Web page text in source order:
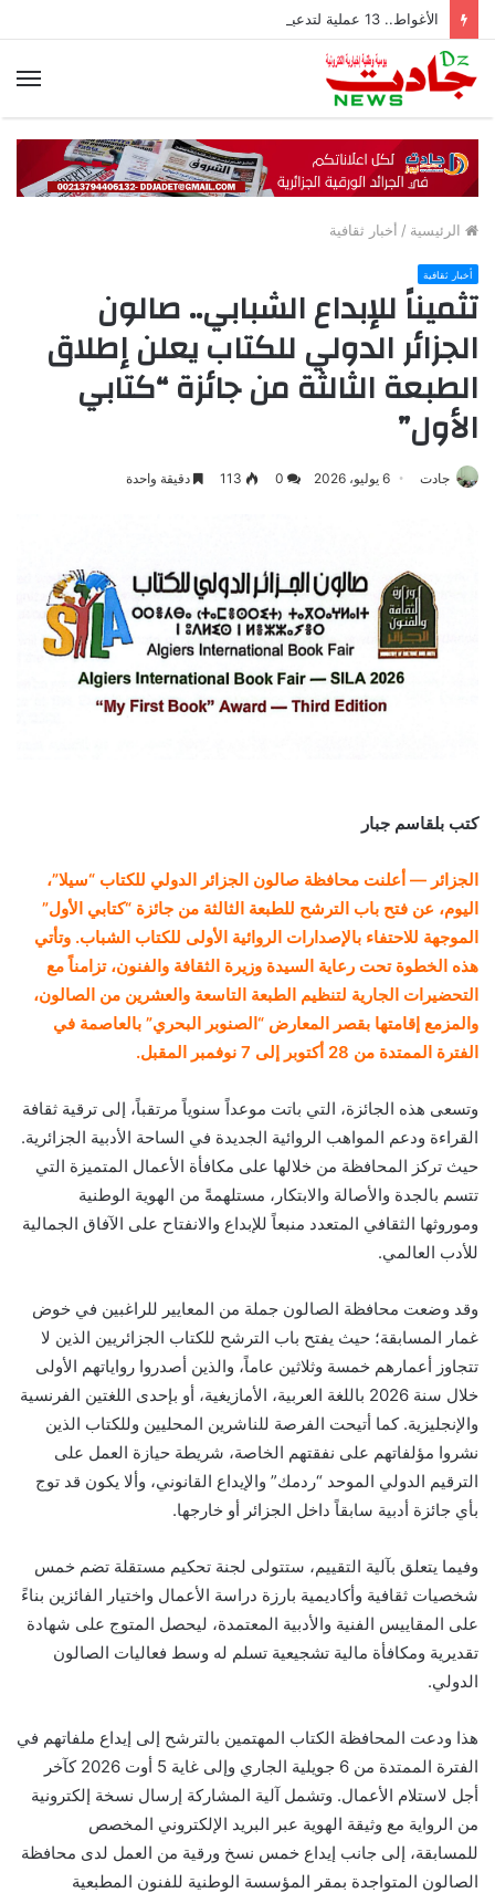
الأغواط.. 13 عملية لتدعيم شبكة الطرق وتحسين السلامة المرورية
الرئيسية / أخبار ثقافية
أخبار ثقافية
تثميناً للإبداع الشبابي.. صالون
الجزائر الدولي للكتاب يعلن إطلاق
الطبعة الثالثة من جائزة “كتابي
الأول”
جادت 6 يوليو، 2026 0
113 دقيقة واحدة
كتب بلقاسم جبار
الجزائر — أعلنت محافظة صالون الجزائر الدولي للكتاب “سيلا”،
اليوم، عن فتح باب الترشح للطبعة الثالثة من جائزة “كتابي الأول”
الموجهة للاحتفاء بالإصدارات الروائية الأولى للكتاب الشباب. وتأتي
هذه الخطوة تحت رعاية السيدة وزيرة الثقافة والفنون، تزامناً مع
التحضيرات الجارية لتنظيم الطبعة التاسعة والعشرين من الصالون،
والمزمع إقامتها بقصر المعارض “الصنوبر البحري” بالعاصمة في
الفترة الممتدة من 28 أكتوبر إلى 7 نوفمبر المقبل.
وتسعى هذه الجائزة، التي باتت موعداً سنوياً مرتقباً، إلى ترقية ثقافة
القراءة ودعم المواهب الروائية الجديدة في الساحة الأدبية الجزائرية.
حيث تركز المحافظة من خلالها على مكافأة الأعمال المتميزة التي
تتسم بالجدة والأصالة والابتكار، مستلهمةً من الهوية الوطنية
وموروثها الثقافي المتعدد منبعاً للإبداع والانفتاح على الآفاق الجمالية
للأدب العالمي.
وقد وضعت محافظة الصالون جملة من المعايير للراغبين في خوض
غمار المسابقة؛ حيث يفتح باب الترشح للكتاب الجزائريين الذين لا
تتجاوز أعمارهم خمسة وثلاثين عاماً، والذين أصدروا رواياتهم الأولى
خلال سنة 2026 باللغة العربية، الأمازيغية، أو بإحدى اللغتين الفرنسية
والإنجليزية. كما أتيحت الفرصة للناشرين المحليين وللكتاب الذين
نشروا مؤلفاتهم على نفقتهم الخاصة، شريطة حيازة العمل على
الترقيم الدولي الموحد “ردمك” والإيداع القانوني، وألا يكون قد توج
بأي جائزة أدبية سابقاً داخل الجزائر أو خارجها.
وفيما يتعلق بآلية التقييم، ستتولى لجنة تحكيم مستقلة تضم خمس
شخصيات ثقافية وأكاديمية بارزة دراسة الأعمال واختيار الفائزين بناءً
على المقاييس الفنية والأدبية المعتمدة، ليحصل المتوج على شهادة
تقديرية ومكافأة مالية تشجيعية تسلم له وسط فعاليات الصالون
الدولي.
هذا ودعت المحافظة الكتاب المهتمين بالترشح إلى إيداع ملفاتهم في
الفترة الممتدة من 6 جويلية الجاري وإلى غاية 5 أوت 2026 كآخر
أجل لاستلام الأعمال. وتشمل آلية المشاركة إرسال نسخة إلكترونية
من الرواية مع وثيقة الهوية عبر البريد الإلكتروني المخصص
للمسابقة، إلى جانب إيداع خمس نسخ ورقية من العمل لدى محافظة
الصالون المتواجدة بمقر المؤسسة الوطنية للفنون المطبعية